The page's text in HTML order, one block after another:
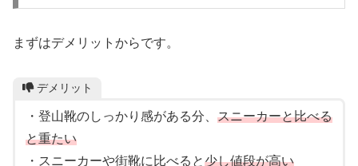
まずはデメリットからです。
デメリット
・登山靴のしっかり感がある分、 スニーカーと比べる
と重たい
・スニーカーや街靴に比べると少し値段が高い